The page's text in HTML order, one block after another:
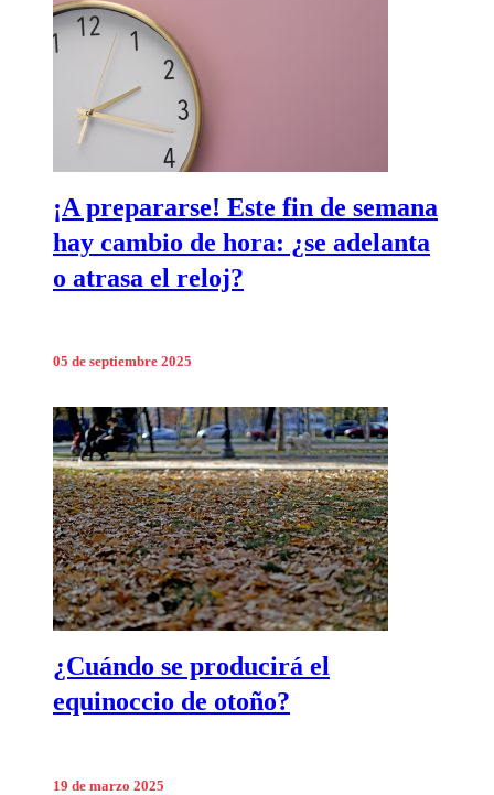
¡A prepararse! Este fin de semana
hay cambio de hora: ¿se adelanta
o atrasa el reloj?
05 de septiembre 2025
¿Cuándo se producirá el
equinoccio de otoño?
19 de marzo 2025